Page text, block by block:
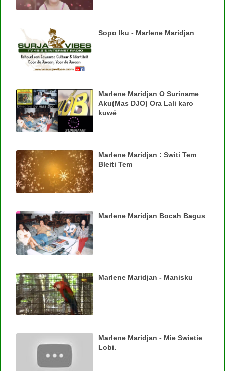
Sopo Iku - Marlene Maridjan
Marlene Maridjan O Suriname
Aku(Mas DJO) Ora Lali karo
kuwé
Marlene Maridjan : Switi Tem
Bleiti Tem
Marlene Maridjan Bocah Bagus
Marlene Maridjan - Manisku
Marlene Maridjan - Mie Swietie
Lobi.